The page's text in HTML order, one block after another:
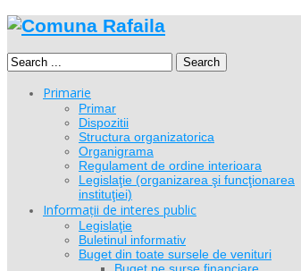
Search
Primarie
Primar
Dispozitii
Structura organizatorica
Organigrama
Regulament de ordine interioara
Legislaţie (organizarea şi funcţionarea
instituţiei)
Informații de interes public
Legislaţie
Buletinul informativ
Buget din toate sursele de venituri